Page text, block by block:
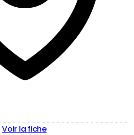
Voir la fiche